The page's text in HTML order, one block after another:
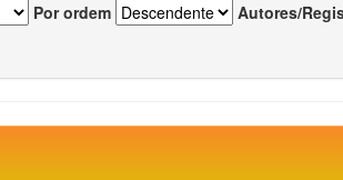
Por ordem Autores/